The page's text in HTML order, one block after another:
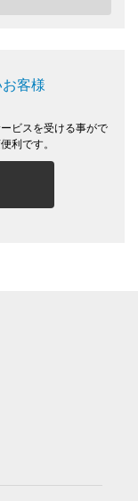
客様
ビスを受ける事がで
利です。